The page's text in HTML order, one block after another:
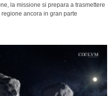
la missione si prepara a trasmettere
ancora in gran parte